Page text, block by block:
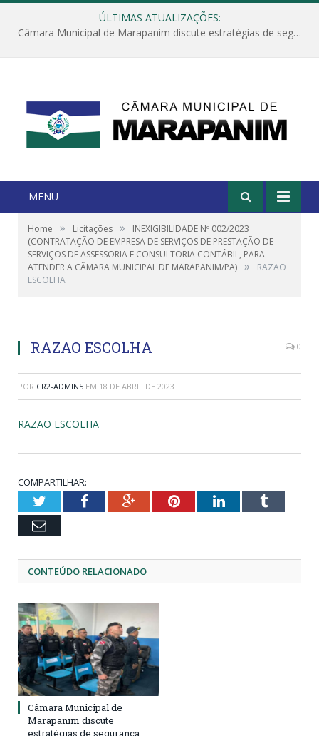
ÚLTIMAS ATUALIZAÇÕES:
Câmara Municipal de Marapanim discute estratégias de segurança com autoridades e poder executivo
MENU
Home » Licitações »
INEXIGIBILIDADE Nº 002/2023
(CONTRATAÇÃO DE EMPRESA DE SERVIÇOS DE PRESTAÇÃO DE
SERVIÇOS DE ASSESSORIA E CONSULTORIA CONTÁBIL, PARA
ATENDER A CÂMARA MUNICIPAL DE MARAPANIM/PA) »
RAZAO
ESCOLHA
RAZAO ESCOLHA 0
POR CR2-ADMIN5 EM 18 DE ABRIL DE 2023
RAZAO ESCOLHA
COMPARTILHAR:
TwitterFacebookGoogle+PinterestLinkedInTumblr
Email
CONTEÚDO RELACIONADO
Câmara Municipal de
Marapanim discute
estratégias de segurança